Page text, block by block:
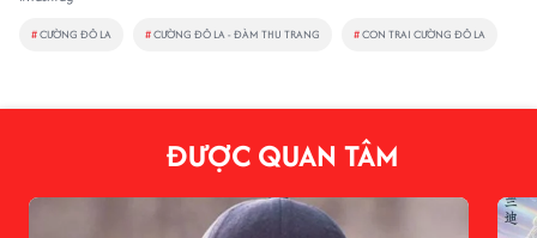
#CƯỜNG ĐÔ LA #CƯỜNG ĐÔ LA - ĐÀM THU TRANG #CON TRAI CƯỜNG ĐÔ LA
ĐƯỢC QUAN TÂM